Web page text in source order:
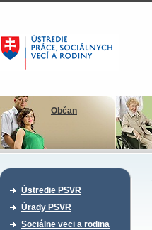
Občan
Ústredie PSVR
Úrady PSVR
Sociálne veci a rodina